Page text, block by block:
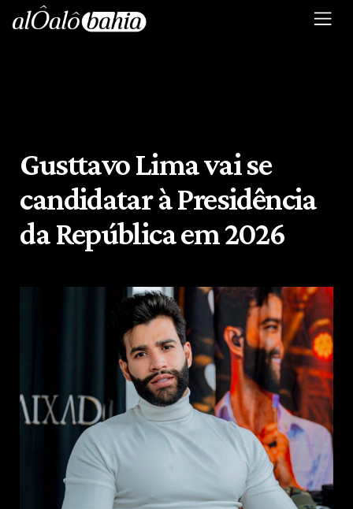
Gusttavo Lima vai se
candidatar à Presidência
da República em 2026